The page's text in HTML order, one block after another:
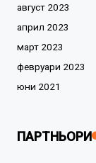
август 2023
април 2023
март 2023
февруари 2023
юни 2021
ПАРТНЬОРИ